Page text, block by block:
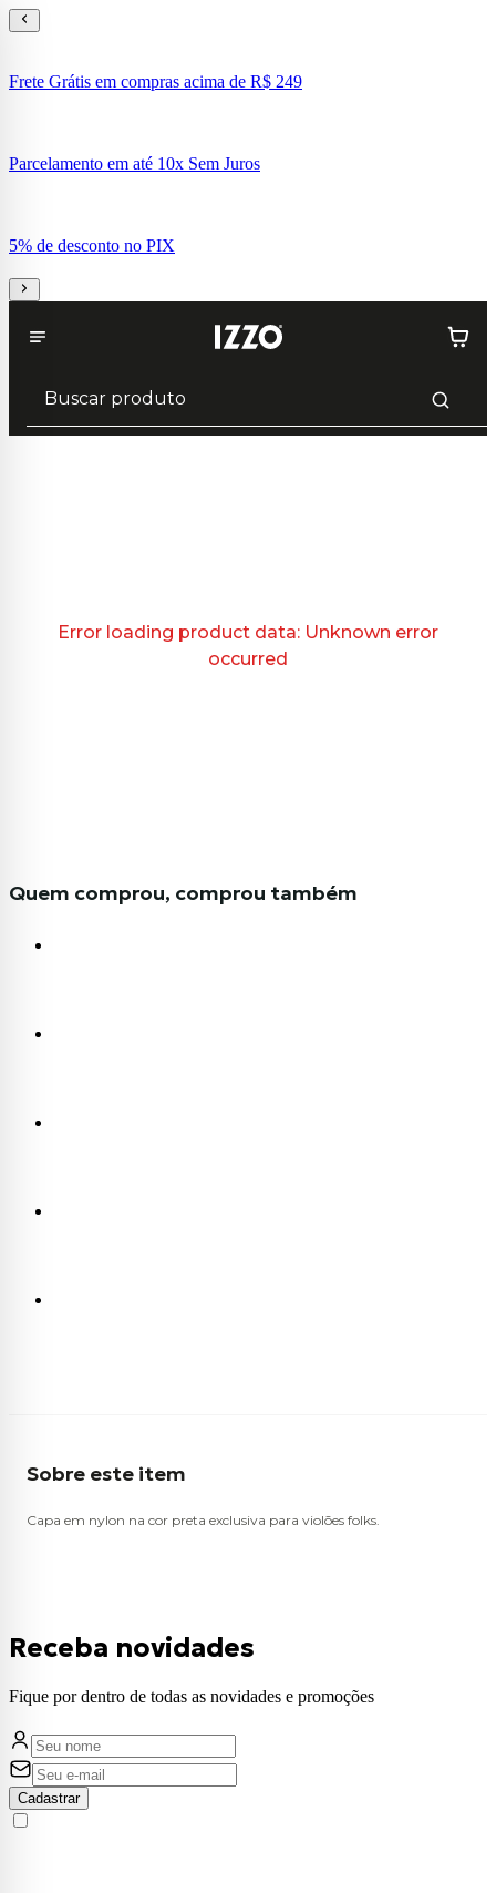
Frete Grátis em compras acima de R$ 249
Parcelamento em até 10x Sem Juros
5% de desconto no PIX
Error loading product data: Unknown error
occurred
Quem comprou, comprou também
Sobre este item
Capa em nylon na cor preta exclusiva para violões folks.
Receba novidades
Fique por dentro de todas as novidades e promoções
Cadastrar